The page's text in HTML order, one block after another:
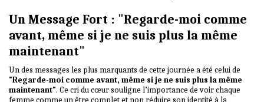
Un Message Fort : "Regarde-moi comme
avant, même si je ne suis plus la même
maintenant"
Un des messages les plus marquants de cette journée a été celui de
"Regarde-moi comme avant, même si je ne suis plus la même
maintenant". Ce cri du cœur souligne l’importance de voir chaque
femme comme un être complet et non réduire son identité à la